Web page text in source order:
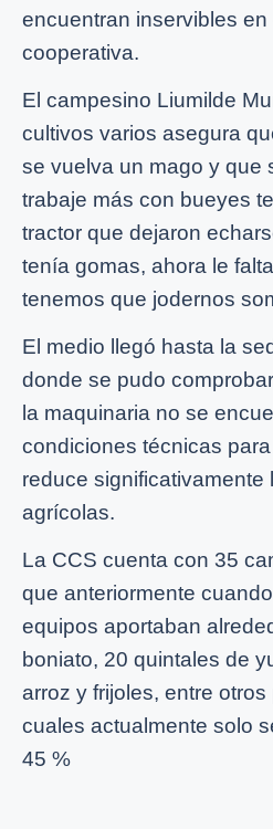
encuentran inservibles
cooperativa.
El campesino Liumilde
cultivos varios asegura
se vuelva un mago y que
trabaje más con bueyes
tractor que dejaron
tenía gomas, ahora le
tenemos que jodernos
El medio llegó hasta la
donde se pudo
la maquinaria no se
condiciones técnicas
reduce significativamente
agrícolas.
La CCS cuenta con 35
que anteriormente
equipos aportaban
boniato, 20 quintales de
arroz y frijoles, entre
cuales actualmente solo
45 %